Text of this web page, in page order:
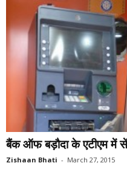
बैंक ऑफ बड़ौदा के एटीएम में
Zishaan Bhati - March 27, 2015